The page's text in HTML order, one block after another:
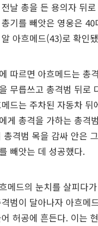
날 총을 든 용의자 뒤
기를 빼앗은 영웅은
아흐메드(43)로 확인
따르면 아흐메드는 총
무릅쓰고 총격범 뒤로
드는 주차된 자동차 뒤
게 총격을 가하는 총격
총격범 목을 감싸 안은
빼앗는 데 성공했다.
메드의 눈치를 살피다
범이 달아나자 아흐메
허공에 흔든다. 이는